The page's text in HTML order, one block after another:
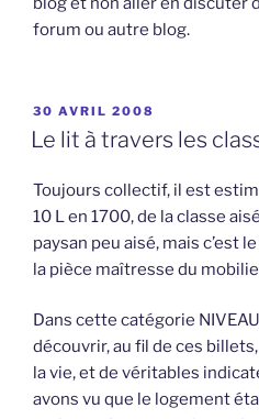
forum ou autre blog.
PUBLIÉ
LE
30 AVRIL 2008
Le lit à travers les
Toujours collectif, il est
10 L en 1700, de la classe
paysan peu aisé, mais c’est
la pièce maîtresse du
Dans cette catégorie
découvrir, au fil de ces
la vie, et de véritables
avons vu que le logement